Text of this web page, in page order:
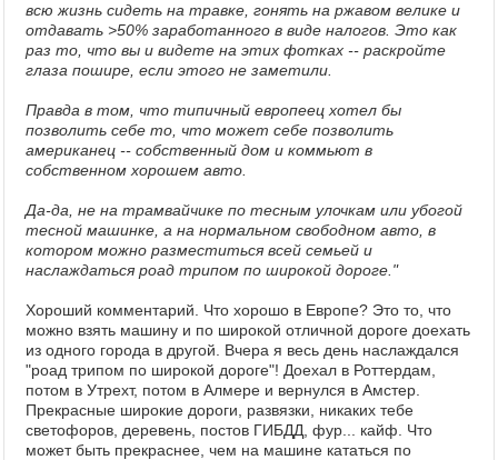
всю жизнь сидеть на травке, гонять на ржавом велике и
отдавать >50% заработанного в виде налогов. Это как
раз то, что вы и видете на этих фотках -- раскройте
глаза пошире, если этого не заметили.
Правда в том, что типичный европеец хотел бы
позволить себе то, что может себе позволить
американец -- собственный дом и коммьют в
собственном хорошем авто.
Да-да, не на трамвайчике по тесным улочкам или убогой
тесной машинке, а на нормальном свободном авто, в
котором можно разместиться всей семьей и
наслаждаться роад трипом по широкой дороге."
Хороший комментарий. Что хорошо в Европе? Это то, что
можно взять машину и по широкой отличной дороге доехать
из одного города в другой. Вчера я весь день наслаждался
"роад трипом по широкой дороге"! Доехал в Роттердам,
потом в Утрехт, потом в Алмере и вернулся в Амстер.
Прекрасные широкие дороги, развязки, никаких тебе
светофоров, деревень, постов ГИБДД, фур... кайф. Что
может быть прекраснее, чем на машине кататься по